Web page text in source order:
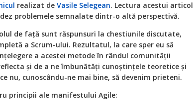
realizat de Vasile Selegean. Lectura acestui articol
problemele semnalate dintr-o altă perspectivă.
de față sunt răspunsuri la chestiunile discutate,
a Scrum-ului. Rezultatul, la care sper eu să
a acestei metode în rândul comunității
și de a ne îmbunătăți cunoștințele teoretice și
nu, cunoscându-ne mai bine, să devenim prieteni.
principii ale manifestului Agile: